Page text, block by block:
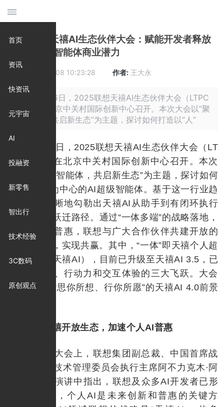
首页
资讯
快资讯
元宇宙
AI
投融资
新零售
智出行
技术经验
3C数码
原创观点
2025联想天禧AI生态伙伴大会：赋能开发者释放
个人AI时代智能体商业潜力
2026-07-08 10:23:28 作者: 王大永
摘要: 12月26日，2025联想天禧AI生态伙伴大会（LTPC
2025）在北京中关村国际创新中心召开。本次大会以“聚
力智能体，共启新生态”为主题，探讨如何打造以“人”
12月26日，2025联想天禧AI生态伙伴大会（LT
PC 2025）在北京中关村国际创新中心召开。本次
大会以“聚力智能体，共启新生态”为主题，探讨如何
打造以“人”为中心的AI超级智能体。基于这一行业趋
势，大会清晰地勾勒出天禧AI从助手到有闭环执行
能力队友的跃迁路径。通过“一体多端”的战略落地，
加速个人AI普惠，联想与广大合作伙伴共建开放的
天禧AI生态，实现共赢。其中，“一体”即天禧个人超
级智能体（天禧AI），目前已升级至天禧AI 3.5，已
实现个性化、行动力和交互体验的三大飞跃。大会
上还展望了“思你所想、行你所愿”的天禧AI 4.0前景
共建天禧开放生态，加速个人AI普惠
在本次大会上，联想集团副总裁、中国首席战
略官、中国技术管理委员会执行主席阿不力克木·阿
不力米提在演讲中指出，联想及众多AI开发者已形
成行业共识，个人AI是未来创新和普惠的关键方